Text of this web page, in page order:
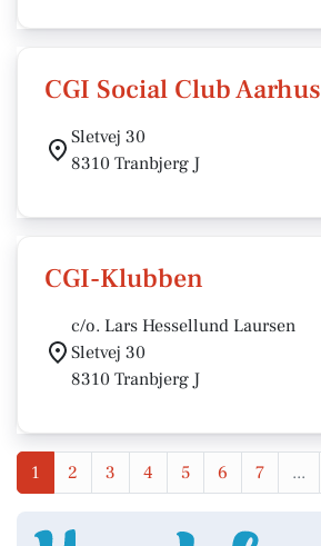
CGI Social Club Aarhus
Sletvej 30
8310 Tranbjerg J
CGI-Klubben
c/o. Lars Hessellund Laursen
Sletvej 30
8310 Tranbjerg J
1 2 3 4 5 6 7 ...